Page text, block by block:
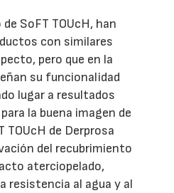
SoFT TOUcH, han
con similares
pero que en la
su funcionalidad
lugar a resultados
la buena imagen de
TOUcH de Derprosa
del recubrimiento
aterciopelado,
resistencia al agua y al